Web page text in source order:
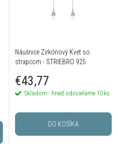
Náušnice Zirkónový Kvet so
strapcom - STRIEBRO 925
€43,77
Skladom - hneď odosielame 10 ks
DO KOŠÍKA